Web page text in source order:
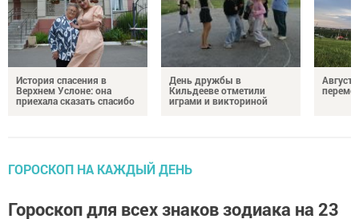
История спасения в
Верхнем Услоне: она
приехала сказать спасибо
День дружбы в
Кильдееве отметили
играми и викториной
Август
ГОРОСКОП НА КАЖДЫЙ ДЕНЬ
Гороскоп для всех знаков зодиака на 23